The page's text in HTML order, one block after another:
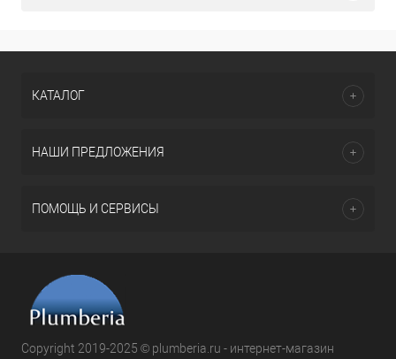
КАТАЛОГ
НАШИ ПРЕДЛОЖЕНИЯ
ПОМОЩЬ И СЕРВИСЫ
Copyright 2019-2025 © plumberia.ru - интернет-магазин